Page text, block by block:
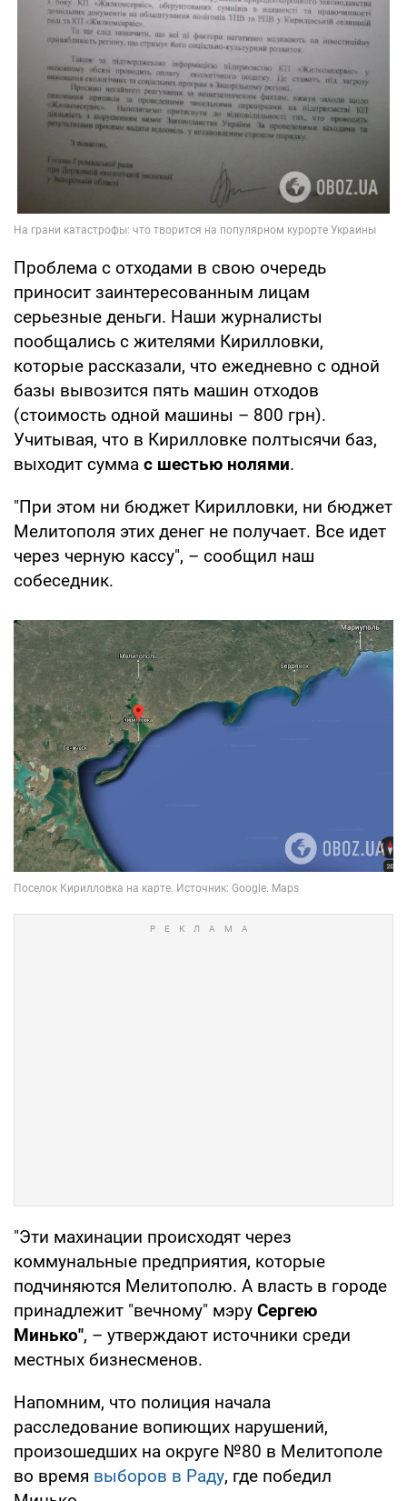
Проблема с отходами в свою очередь
приносит заинтересованным лицам
серьезные деньги. Наши журналисты
пообщались с жителями Кирилловки,
которые рассказали, что ежедневно с одной
базы вывозится пять машин отходов
(стоимость одной машины – 800 грн).
Учитывая, что в Кирилловке полтысячи баз,
выходит сумма с шестью нолями.
"При этом ни бюджет Кирилловки, ни бюджет
Мелитополя этих денег не получает. Все идет
через черную кассу", – сообщил наш
собеседник.
"Эти махинации происходят через
коммунальные предприятия, которые
подчиняются Мелитополю. А власть в городе
принадлежит "вечному" мэру Сергею
Минько", – утверждают источники среди
местных бизнесменов.
Напомним, что полиция начала
расследование вопиющих нарушений,
произошедших на округе №80 в Мелитополе
во время выборов в Раду, где победил